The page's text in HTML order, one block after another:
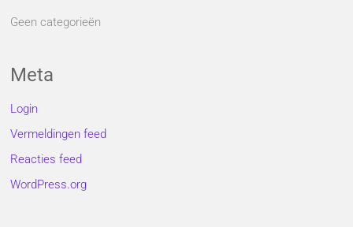
Geen categorieën
Meta
Login
Vermeldingen feed
Reacties feed
WordPress.org